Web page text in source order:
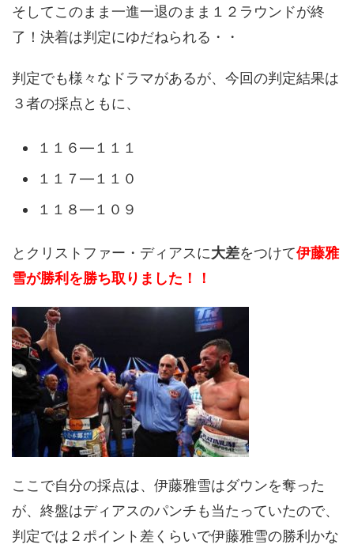
そしてこのまま一進一退のまま１２ラウンドが終
了！決着は判定にゆだねられる・・
判定でも様々なドラマがあるが、今回の判定結果は
３者の採点ともに、
１１６―１１１
１１７―１１０
１１８―１０９
とクリストファー・ディアスに大差をつけて伊藤雅
雪が勝利を勝ち取りました！！
ここで自分の採点は、伊藤雅雪はダウンを奪った
が、終盤はディアスのパンチも当たっていたので、
判定では２ポイント差くらいで伊藤雅雪の勝利かな